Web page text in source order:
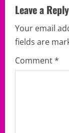
i
g
a
Leave a Reply
Your email
fields are
Comment*